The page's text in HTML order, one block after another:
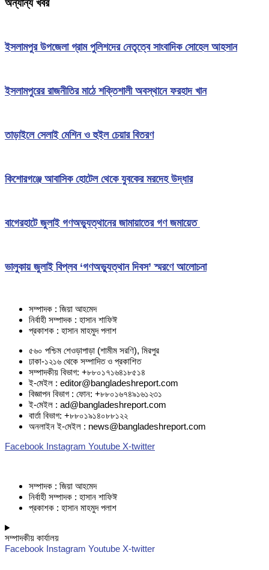
অন্যান্য খবর
ইসলামপুর উপজেলা গ্রাম পুলিশদের নেতৃত্বে সাংবাদিক সোহেল আহসান
ইসলামপুরের রাজনীতির মাঠে শক্তিশালী অবস্থানে ফরহাদ খান
তাড়াইলে সেলাই মেশিন ও হুইল চেয়ার বিতরণ
কিশোরগঞ্জে আবাসিক হোটেল থেকে যুবকের মরদেহ উদ্ধার
বাগেরহাটে জুলাই গণঅভ্যুত্থানের জামায়াতের গণ জমায়েত
ভালুকায় জুলাই বিপ্লব ‘গণঅভ্যুত্থান দিবস’ স্মরণে আলোচনা
সম্পাদক : জিয়া আহমেদ
নির্বাহী সম্পাদক : হাসান শাফিঈ
প্রকাশক : হাসান মাহমুদ পলাশ
৫৬০ পশ্চিম শেওড়াপাড়া (শামীম সরণি), মিরপুর
ঢাকা-১২১৬ থেকে সম্পাদিত ও প্রকাশিত
সম্পাদকীয় বিভাগ: +৮৮০১৭১৬৪১৮৫১৪
ই-মেইল : editor@bangladeshreport.com
বিজ্ঞাপন বিভাগ : ফোন: +৮৮০১৬৭৪৯১৬১২৩১
ই-মেইল : ad@bangladeshreport.com
বার্তা বিভাগ: +৮৮০১৯১৪০৮৮১২২
অনলাইন ই-মেইল : news@bangladeshreport.com
Facebook Instagram Youtube X-twitter
সম্পাদক : জিয়া আহমেদ
নির্বাহী সম্পাদক : হাসান শাফিঈ
প্রকাশক : হাসান মাহমুদ পলাশ
সম্পাদকীয় কার্যালয়
Facebook Instagram Youtube X-twitter